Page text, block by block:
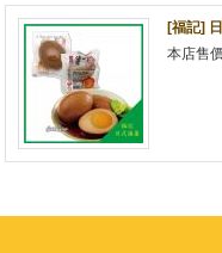
[福記]
本店售